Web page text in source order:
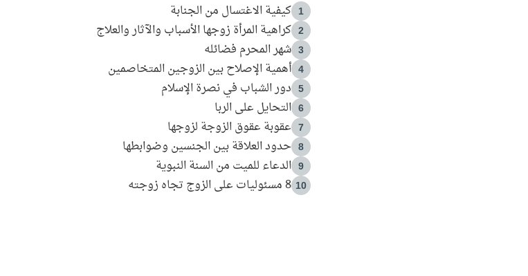
1 كيفية الاغتسال من الجنابة
2 كراهية المرأة زوجها الأسباب والآثار والعلاج
3 شهر المحرم فضائله
4 أهمية الإصلاح بين الزوجين المتخاصمين
5 دور الشباب في نصرة الإسلام
6 التحايل على الربا
7 عقوبة عقوق الزوجة لزوجها
8 حدود العلاقة بين الجنسين وضوابطها
9 الدعاء للميت من السنة النبوية
10 8 مسئوليات على الزوج تجاه زوجته